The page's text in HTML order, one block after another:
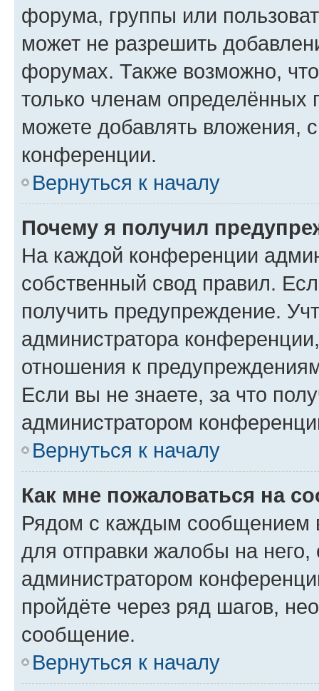
форума, группы или
может не разрешить
форумах. Также возможно,
только членам определённых
можете добавлять вложения,
конференции.
Вернуться к началу
Почему я получил
На каждой конференции
собственный свод правил.
получить предупреждение.
администратора
отношения к
Если вы не знаете, за что
администратором
Вернуться к началу
Как мне пожаловаться на
Рядом с каждым сообщением
для отправки жалобы на
администратором
пройдёте через ряд шагов,
сообщение.
Вернуться к началу